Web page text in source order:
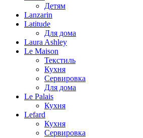
Детям
Lanzarin
Latitude
Для дома
Laura Ashley
Le Maison
Текстиль
Кухня
Сервировка
Для дома
Le Palais
Кухня
Lefard
Кухня
Сервировка